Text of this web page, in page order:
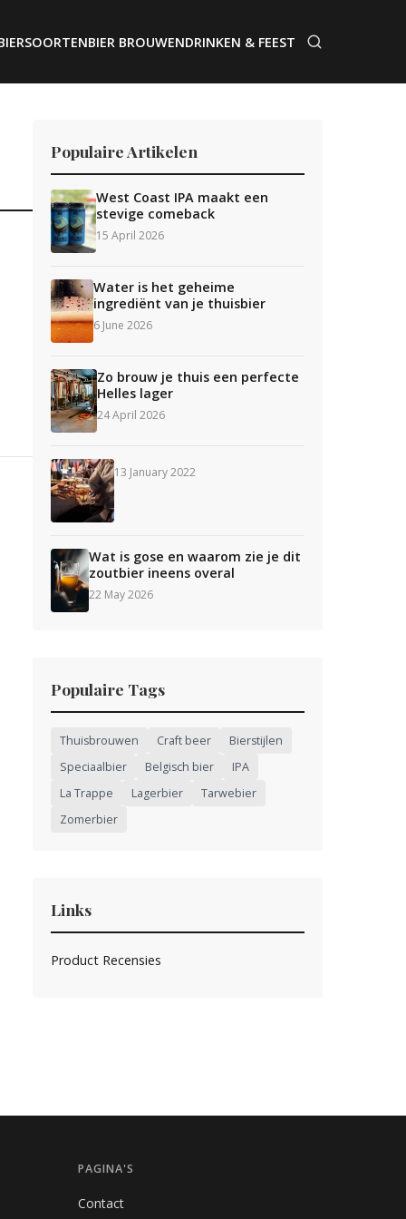
BIER BROUWENDRINKEN & FEEST
Populaire Artikelen
West Coast IPA maakt een
stevige comeback
15 April 2026
Water is het geheime
ingrediënt van je thuisbier
6 June 2026
Zo brouw je thuis een perfecte
Helles lager
24 April 2026
13 January 2022
Wat is gose en waarom zie je dit
zoutbier ineens overal
22 May 2026
Populaire Tags
Thuisbrouwen Craft beer
Bierstijlen
Speciaalbier
Belgisch bier
IPA
La Trappe
Lagerbier
Tarwebier
Zomerbier
Links
Product Recensies
PAGINA'S
Contact